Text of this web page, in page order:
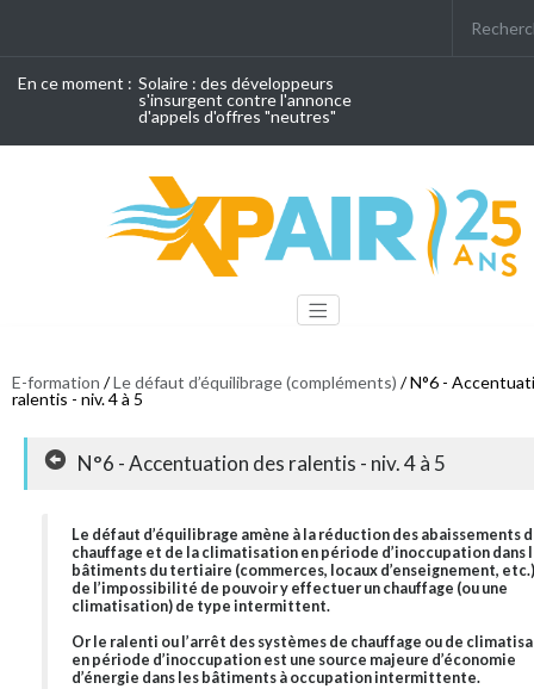
En ce moment : Solaire : des développeurs
s'insurgent contre l'annonce
d'appels d'offres "neutres"
E-formation /Le défaut d’équilibrage (compléments) / N°6 -
ralentis - niv. 4 à 5
N°6 - Accentuation des ralentis - niv. 4 à 5
Le défaut d’équilibrage amène à la réduction des abaissements
chauffage et de la climatisation en période d’inoccupation dans
bâtiments du tertiaire (commerces, locaux d’enseignement,
de l’impossibilité de pouvoir y effectuer un chauffage (ou une
climatisation) de type intermittent.
Or le ralenti ou l’arrêt des systèmes de chauffage ou de
en période d’inoccupation est une source majeure d’économie
d’énergie dans les bâtiments à occupation intermittente.